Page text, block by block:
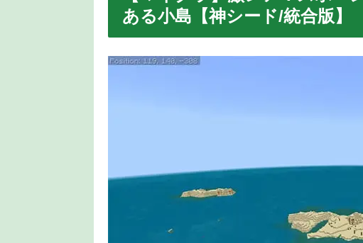
ある小島【神シード/統合版】